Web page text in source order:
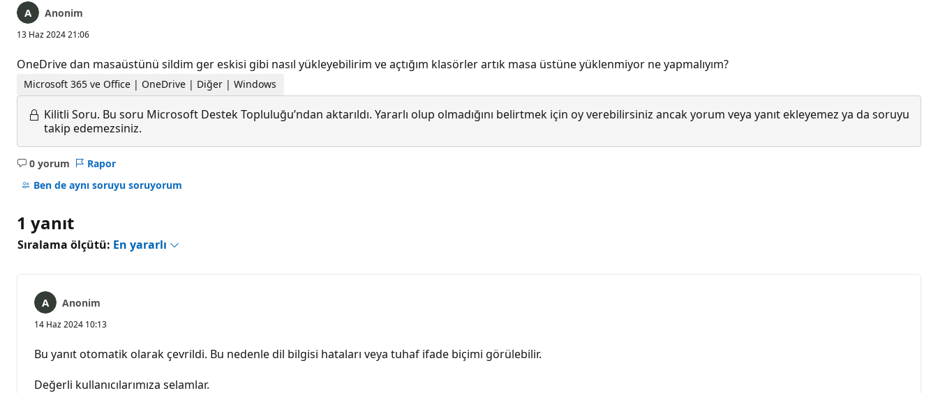
Anonim
13 Haz 2024 21:06
OneDrive dan masaüstünü sildim ger eskisi gibi nasıl yükleyebilirim ve açtığım klasörler artık masa üstüne yüklenmiyor ne yapmalıyım?
Microsoft 365 ve Office | OneDrive | Diğer | Windows
Kilitli Soru. Bu soru Microsoft Destek Topluluğu’ndan aktarıldı. Yararlı olup olmadığını belirtmek için oy verebilirsiniz ancak yorum veya yanıt ekleyemez ya da soruyu
takip edemezsiniz.
0 yorum
Açıklama
yok
Rapor
Ben de aynı soruyu soruyorum
1 yanıt
Sıralama ölçütü: En yararlı
Anonim
14 Haz 2024 10:13
Bu yanıt otomatik olarak çevrildi. Bu nedenle dil bilgisi hataları veya tuhaf ifade biçimi görülebilir.
Değerli kullanıcılarımıza selamlar.